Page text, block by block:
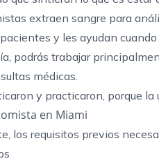
extraen sangre para
y les ayudan
podrás trabajar
médicas.
y practicaron, porque
en Miami
los requisitos previos